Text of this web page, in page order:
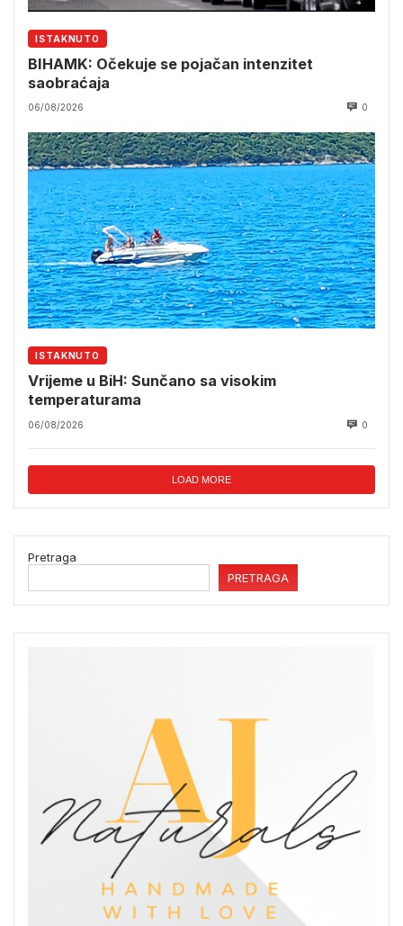
ISTAKNUTO
BIHAMK: Očekuje se pojačan intenzitet
saobraćaja
06/08/2026 0
ISTAKNUTO
Vrijeme u BiH: Sunčano sa visokim
temperaturama
06/08/2026 0
LOAD MORE
Pretraga
PRETRAGA